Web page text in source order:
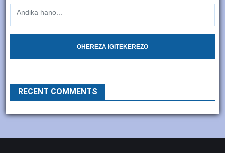
OHEREZA IGITEKEREZO
RECENT COMMENTS